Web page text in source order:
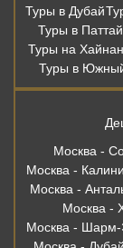
Туры в Дубай
Туры в
Туры на
Туры в
Москва -
Москва -
Москва -
Москва -
Москва -